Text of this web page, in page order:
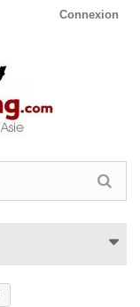
Connexion